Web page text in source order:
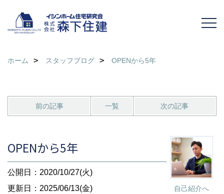
ホーム スタッフブログ OPENから5年
前の記事 一覧 次の記事
自己紹介へ
OPENから5年
公開日：2020/10/27(火)
更新日：2025/06/13(金)